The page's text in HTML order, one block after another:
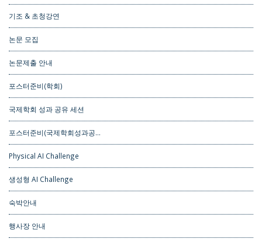
기조 & 초청강연
논문 모집
논문제출 안내
포스터준비(학회)
국제학회 성과 공유 세션
포스터준비(국제학회성과공…
Physical AI Challenge
생성형 AI Challenge
숙박안내
행사장 안내